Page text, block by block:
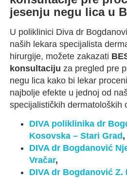
jesenju negu lica u
U poliklinici Diva dr
naših lekara specijalista
hirurgije, možete zakazati
konsultaciju za pregled pre
negu lica kako bi lekar
najbolje efekte u jednoj od
specijalističkih dermatoloških
DIVA poliklinika dr
Kosovska – Stari Grad ,
DIVA dr Bogdanović
Vračar,
DIVA dr Bogdanović